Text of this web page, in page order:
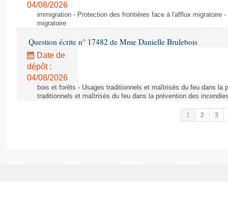
04/08/2026
immigration - Protection des frontières face à l'afflux migratoire
migratoire
Question écrite n° 17482 de Mme Danielle Brulebois
Date de
dépôt :
04/08/2026
bois et forêts - Usages traditionnels et maîtrisés du feu dans la
traditionnels et maîtrisés du feu dans la prévention des
1 2 3